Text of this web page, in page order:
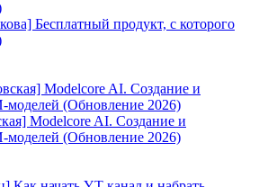
Бесплатный продукт, с которого
Modelcore AI. Создание и
моделей (Обновление 2026)